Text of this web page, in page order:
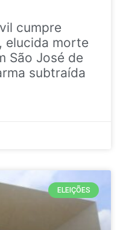
cumpre
elucida morte
São José de
subtraída
ELEIÇÕES